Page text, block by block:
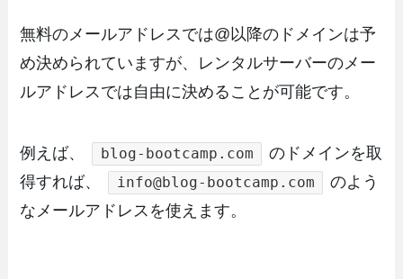
無料のメールアドレスでは@以降のドメインは予
め決められていますが、レンタルサーバーのメー
ルアドレスでは自由に決めることが可能です。
例えば、 blog-bootcamp.com
のドメインを取
得すれば、
info@blog-bootcamp.com
のよう
なメールアドレスを使えます。